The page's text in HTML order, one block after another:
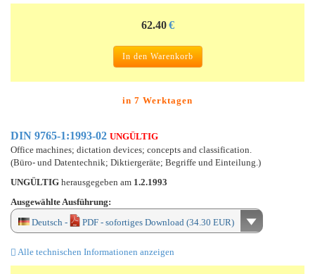
62.40 €
In den Warenkorb
in 7 Werktagen
DIN 9765-1:1993-02 UNGÜLTIG
Office machines; dictation devices; concepts and classification.
(Büro- und Datentechnik; Diktiergeräte; Begriffe und Einteilung.)
UNGÜLTIG herausgegeben am 1.2.1993
Ausgewählte Ausführung:
Deutsch -
PDF - sofortiges Download (34.30 EUR)
Alle technischen Informationen anzeigen